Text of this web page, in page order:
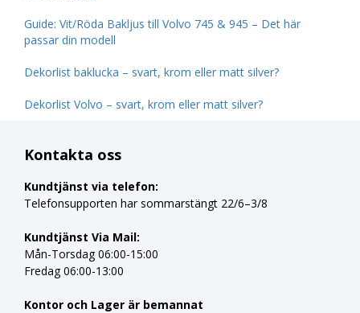
Guide: Vit/Röda Bakljus till Volvo 745 & 945 – Det här
passar din modell
Dekorlist baklucka – svart, krom eller matt silver?
Dekorlist Volvo – svart, krom eller matt silver?
Kontakta oss
Kundtjänst via telefon:
Telefonsupporten har sommarstängt 22/6–3/8
Kundtjänst Via Mail:
Mån-Torsdag 06:00-15:00
Fredag 06:00-13:00
Kontor och Lager är bemannat